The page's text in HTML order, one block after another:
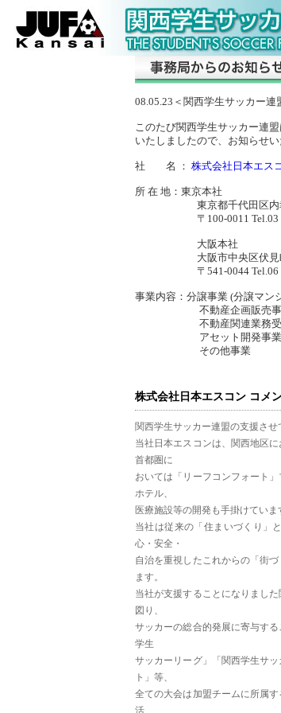
08.05.23＜関西学生サッカー連
このたび関西学生サッカー連
いたしましたので、お知らせい
社 名 ： 株式会社日本エス
所 在 地：東京本社
東京都千代田区内幸町
〒100-0011 Tel.03
大阪本社
大阪市中央区伏見町四丁
〒541-0044 Tel.06
事業内容：分譲事業 (分譲マン
不動産企画販売事
不動産関連業務受
アセット開発事業
その他事業
株式会社日本エスコン コメ
関西学生サッカー連盟の支援さ
当社日本エスコンは、関西地区
首都圏に
おいては「リーフコンフォート
ホテル、
医療施設等の開発も手掛けていま
当社は従来の「住まいづくり」
心・安全・
自治を重視したこれからの「街
ます。
当社が支援することになりまし
図り、
サッカーの総合的発展に寄与す
学生
サッカーリーグ」「関西学生サ
ト」等、
全ての大会は加盟チームに所属
活